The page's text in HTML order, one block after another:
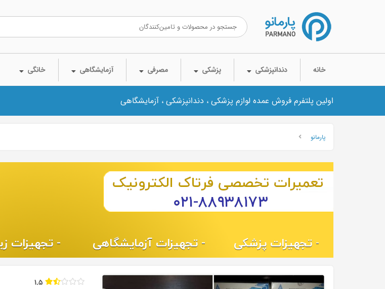
خانه دندانپزشکی پزشکی مصرفی آزمایشگاهی خانگی
اولین پلتفرم فروش عمده لوازم پزشکی ، دندانپزشکی ، آزمایشگاهی
پارمانو
1.5